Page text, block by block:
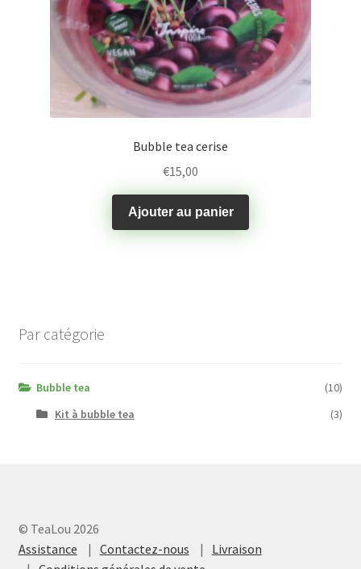
Bubble tea cerise
€15,00
Ajouter au panier
Par catégorie
Bubble tea
(10)
Kit à bubble tea
(3)
© TeaLou 2026
Assistance
Contactez-nous
Livraison